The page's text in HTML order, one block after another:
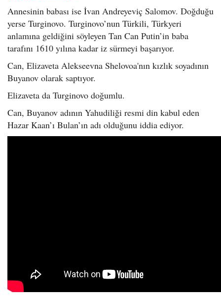
Annesinin babası ise İvan Andreyeviç Salomov. Doğduğu
yerse Turginovo. Turginovo’nun Türkili, Türkyeri
anlamına geldiğini söyleyen Tan Can Putin’in baba
tarafını 1610 yılına kadar iz sürmeyi başarıyor.
Can, Elizaveta Alekseevna Shelovoa'nın kızlık soyadının
Buyanov olarak saptıyor.
Elizaveta da Turginovo doğumlu.
Can, Buyanov adının Yahudiliği resmi din kabul eden
Hazar Kaan’ı Bulan’ın adı olduğunu iddia ediyor.